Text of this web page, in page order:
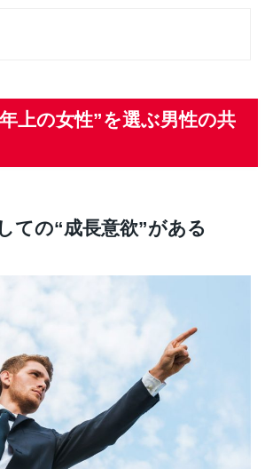
上の女性”を選ぶ男性の共
ての“成長意欲”がある